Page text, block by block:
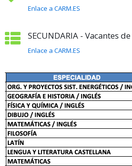
Enlace a CARM.ES
SECUNDARIA - Vacantes
Enlace a CARM.ES